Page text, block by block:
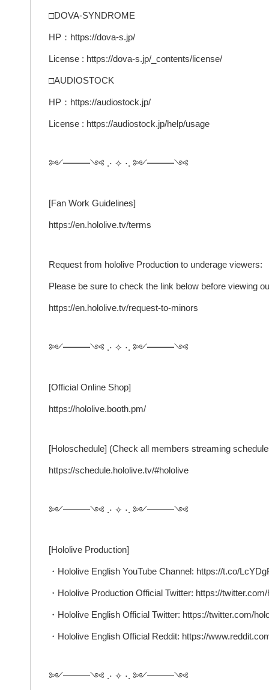
□DOVA-SYNDROME
HP：https://dova-s.jp/
License : https://dova-s.jp/_contents/license/
□AUDIOSTOCK
HP：https://audiostock.jp/
License : https://audiostock.jp/help/usage
༻━━━༺ .⋅ ✧ ⋅. ༻━━━༺
[Fan Work Guidelines]
https://en.hololive.tv/terms
Request from hololive Production to underage viewers:
Please be sure to check the link below before viewing
https://en.hololive.tv/request-to-minors
༻━━━༺ .⋅ ✧ ⋅. ༻━━━༺
[Official Online Shop]
https://hololive.booth.pm/
[Holoschedule] (Check all members streaming
https://schedule.hololive.tv/#hololive
༻━━━༺ .⋅ ✧ ⋅. ༻━━━༺
[Hololive Production]
・Hololive English YouTube Channel: https://t.co/
・Hololive Production Official Twitter: https://
・Hololive English Official Twitter: https://twitter.com/
・Hololive English Official Reddit: https://
༻━━━༺ .⋅ ✧ ⋅. ༻━━━༺